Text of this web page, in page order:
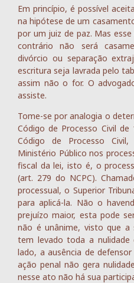
Em princípio, é possível
na hipótese de um
por um juiz de paz. Mas
contrário não será
divórcio ou separação
escritura seja lavrada pelo
assim não o for. O
assiste.
Tome-se por analogia o
Código de Processo Civil
Código de Processo
Ministério Público nos
fiscal da lei, isto é, o
(art. 279 do NCPC).
processual, o Superior
para aplicá-la. Não o
prejuízo maior, esta pode
não é unânime, visto que a
tem levado toda a nulidade
lado, a ausência de
ação penal não gera nulidade
nesse ato não há sua